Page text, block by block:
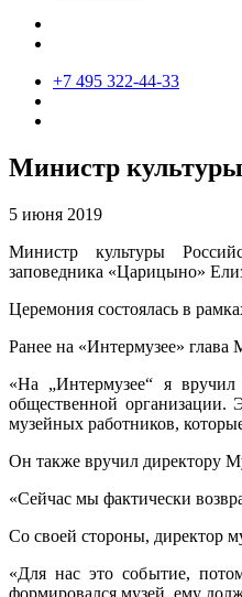
+7 495 322-44-33
Министр
5 июня 2019
Министр культуры
заповедника «Царицыно»
Церемония состоялась в
Ранее на «Интермузее» глава
«На „Интермузее“ я
общественной организации.
музейных работников,
Он также вручил директору
«Сейчас мы фактически
Со своей стороны, директор
«Для нас это событие,
формировался музей, ему